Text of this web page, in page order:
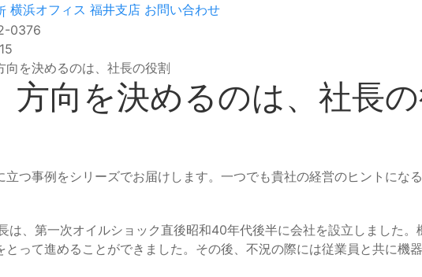
横浜オフィス 福井支店 お問い合わせ
0376
を決めるのは、社長の役割
向を決めるのは、社長
つ事例をシリーズでお届けします。一つでも貴社の経営のヒントになる
、第一次オイルショック直後昭和40年代後半に会社を設立しました
って進めることができました。その後、不況の際には従業員と共に機